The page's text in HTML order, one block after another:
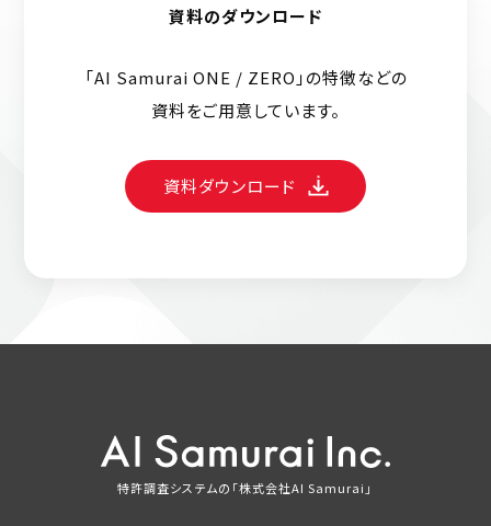
資料のダウンロード
「AI Samurai ONE / ZERO」の特徴などの
資料をご用意しています。
資料ダウンロード
特許調査システムの「株式会社AI Samurai」